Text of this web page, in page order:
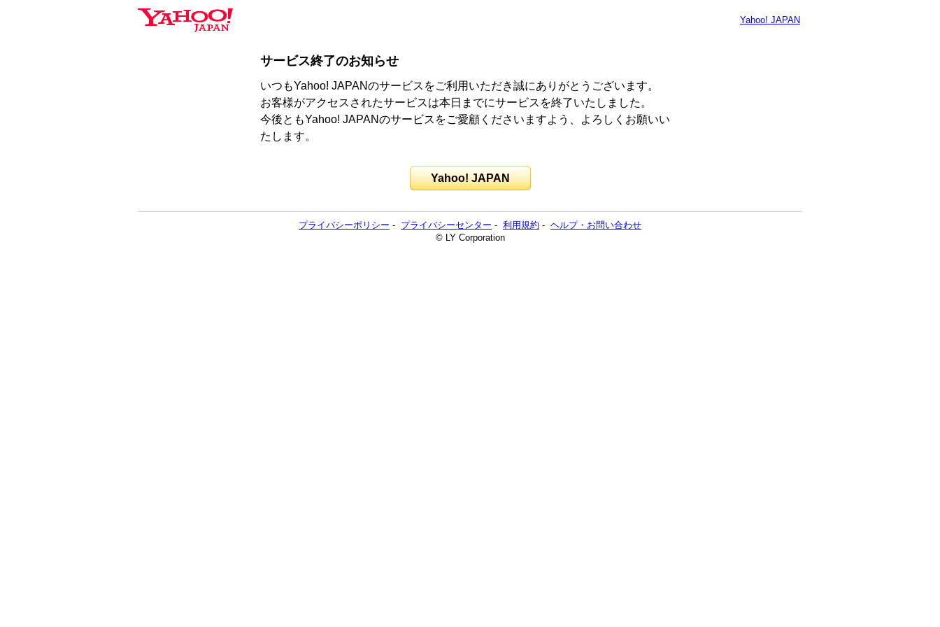
Yahoo! JAPAN
サービス終了のお知らせ
いつもYahoo! JAPANのサービスをご利用いただき誠にありがとうございます。
お客様がアクセスされたサービスは本日までにサービスを終了いたしました。
今後ともYahoo! JAPANのサービスをご愛顧くださいますよう、よろしくお願いい
たします。
Yahoo! JAPAN
プライバシーポリシー - プライバシーセンター - 利用規約 - ヘルプ・お問い合わせ
© LY Corporation